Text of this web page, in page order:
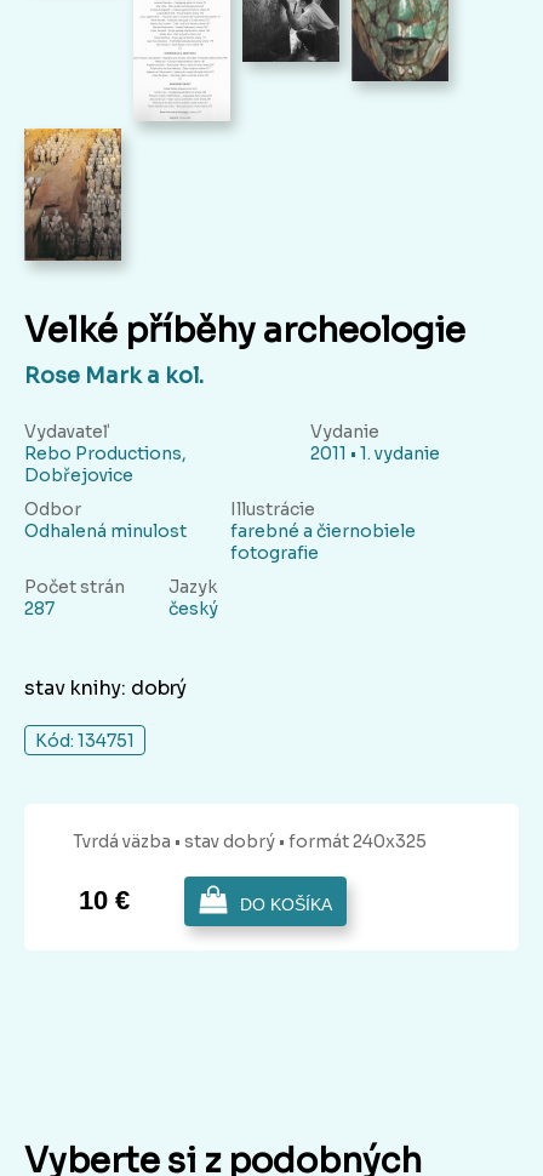
Velké příběhy archeologie
Rose Mark a kol.
Vydavateľ
Rebo Productions,
Dobřejovice
Vydanie
2011 • 1. vydanie
Odbor
Odhalená minulost
Illustrácie
farebné a čiernobiele
fotografie
Počet strán
287
Jazyk
český
stav knihy: dobrý
Kód: 134751
Tvrdá väzba • stav dobrý • formát 240x325
10 € DO KOŠÍKA
Vyberte si z podobných